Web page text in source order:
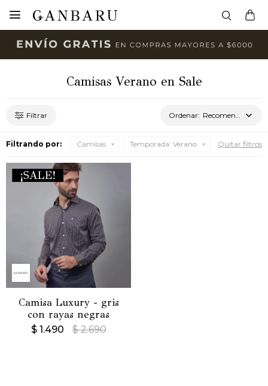

Camisas Verano en Sale
Recomendados
Filtrando por: Camisas Temporada: Verano Quitar filtros
Camisa Luxury - gris
con rayas negras
$ 1.490 $ 2.690